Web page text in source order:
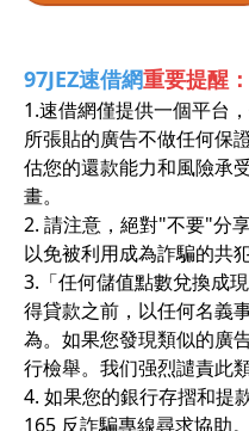
97JEZ速借網重要提醒：
1.速借網僅提供一個平台
所張貼的廣告不做任何保
估您的還款能力和風險承
畫。
2. 請注意，絕對"不要"分
以免被利用成為詐騙的共犯
3.「任何儲值點數兌換成
得貸款之前，以任何名義
為。如果您發現類似的廣
行檢舉。我们强烈譴責此
4. 如果您的銀行存摺和提
165 反詐騙專線尋求協助